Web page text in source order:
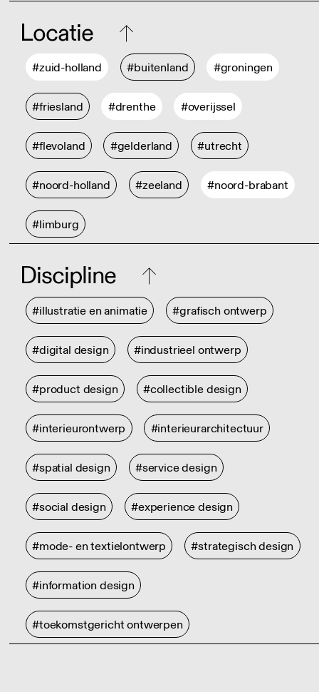
Locatie
#zuid-holland #buitenland #groningen
#friesland #drenthe #overijssel
#flevoland #gelderland #utrecht
#noord-holland #zeeland #noord-brabant
#limburg
Discipline
#illustratie en animatie #grafisch ontwerp
#digital design #industrieel ontwerp
#product design #collectible design
#interieurontwerp #interieurarchitectuur
#spatial design #service design
#social design #experience design
#mode- en textielontwerp #strategisch design
#information design
#toekomstgericht ontwerpen